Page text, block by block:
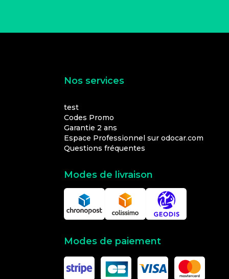
Nos services
test
Codes Promo
Garantie 2 ans
Espace Professionnel sur odocar.com
Questions fréquentes
Modes de livraison
Modes de paiement